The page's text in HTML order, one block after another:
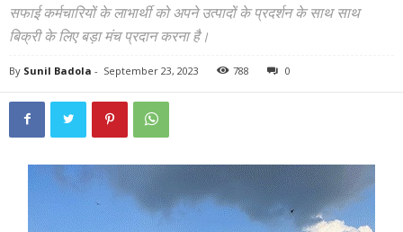
सफाई कर्मचारियों के लाभार्थी को अपने उत्पादों के प्रदर्शन के साथ साथ
बिक्री के लिए बड़ा मंच प्रदान करना है।
By Sunil Badola - September 23, 2023 788 0